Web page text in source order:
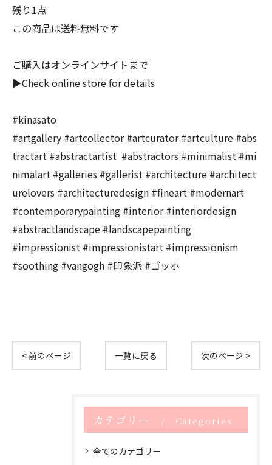
残り1点
この商品は送料無料です
ご購入はオンラインサイトまで
▶︎Check online store for details
#kinasato
#artgallery #artcollector #artcurator #artculture #abs
tractart #abstractartist #abstractors #minimalist #mi
nimalart #galleries #gallerist #architecture #architect
urelovers #architecturedesign #fineart #modernart
#contemporarypainting #interior #interiordesign
#abstractlandscape #landscapepainting
#impressionist #impressionistart #impressionism
#soothing #vangogh #印象派 #ゴッホ
< 前のページ 一覧に戻る 次のページ >
カテゴリー Categories
全てのカテゴリー